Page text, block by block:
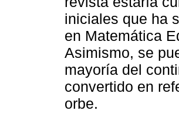
iniciales que ha
en Matemática
Asimismo, se
mayoría del
convertido en
orbe.